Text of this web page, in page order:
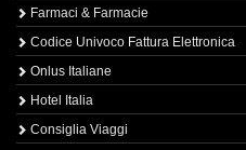
Farmaci & Farmacie
Codice Univoco Fattura Elettronica
Onlus Italiane
Hotel Italia
Consiglia Viaggi